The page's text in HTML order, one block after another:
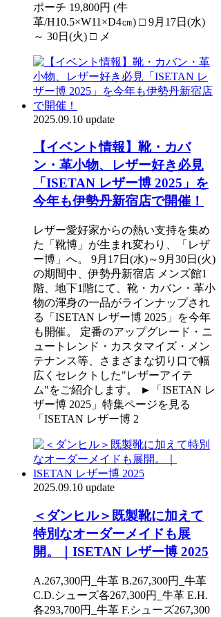
ポーチ 19,800円 (牛
革/H10.5×W11×D4㎝) □ 9月17日(水)
～ 30日(火) □ メ
2025.09.10 update
【イベント情報】靴・カバ
ン・革小物、レザー好き必見
「ISETAN レザー博 2025」を
今年も伊勢丹新宿店で開催！
レザー愛好家からの熱い支持を集め
た「靴博」が生まれ変わり、「レザ
ー博」へ。 9月17日(水)～9月30日(火)
の期間中、伊勢丹新宿店 メンズ館1
階、地下1階にて、靴・カバン・革小
物の渾身の一品がラインナップされ
る「ISETAN レザー博 2025」を今年
も開催。 定番のアップグレード・ニ
ュートレンド・カスタマイズ・メン
テナンス等、さまざまな切り口で幅
広くセレクトした"レザーアイテ
ム"をご紹介します。 ►「ISETAN レ
ザー博 2025」特集ページを見る
「ISETAN レザー博 2
2025.09.10 update
＜ダンヒル＞既製靴に加えて
特別なオーダーメイドも展
開。｜ISETAN レザー博 2025
A.267,300円_牛革 B.267,300円_牛革
C.D.シューズ各267,300円_牛革 E.H.
各293,700円_牛革 F.シューズ267,300